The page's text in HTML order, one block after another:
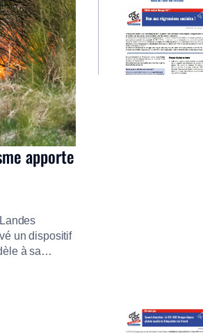
apporte
un dispositif
à sa